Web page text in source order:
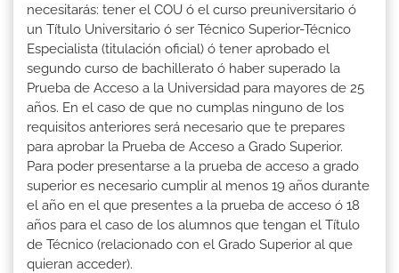
necesitarás: tener el COU ó el curso preuniversitario ó
un Título Universitario ó ser Técnico Superior-Técnico
Especialista (titulación oficial) ó tener aprobado el
segundo curso de bachillerato ó haber superado la
Prueba de Acceso a la Universidad para mayores de 25
años. En el caso de que no cumplas ninguno de los
requisitos anteriores será necesario que te prepares
para aprobar la Prueba de Acceso a Grado Superior.
Para poder presentarse a la prueba de acceso a grado
superior es necesario cumplir al menos 19 años durante
el año en el que presentes a la prueba de acceso ó 18
años para el caso de los alumnos que tengan el Título
de Técnico (relacionado con el Grado Superior al que
quieran acceder).